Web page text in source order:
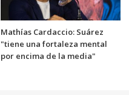
Mathías Cardaccio: Suárez
"tiene una fortaleza mental
por encima de la media"